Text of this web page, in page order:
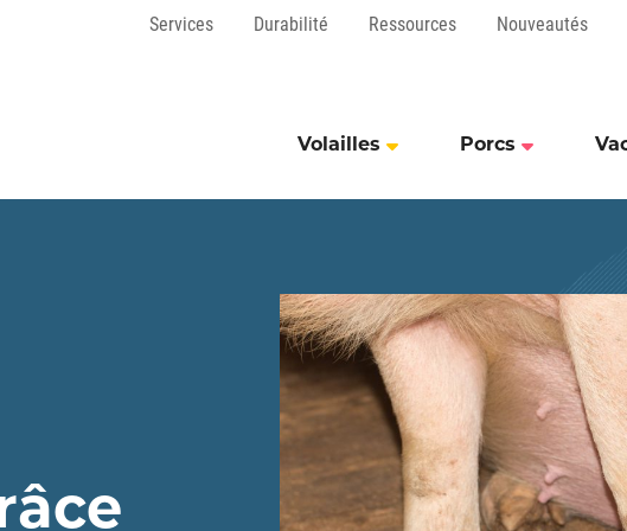
Services Durabilité Ressources Nouveautés
Volailles Porcs